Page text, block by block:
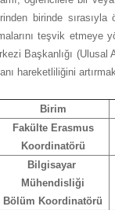
birinde
teşvik etmeye
Başkanlığı
hareketliliğini
Birim
Fakülte Erasmus
Koordinatörü
Bilgisayar
Mühendisliği
Bölüm Koordinatörü